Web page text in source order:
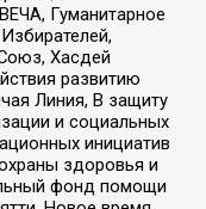
Гуманитарное
Хасдей
развитию
Линия, В защиту
и социальных
инициатив
здоровья и
фонд помощи